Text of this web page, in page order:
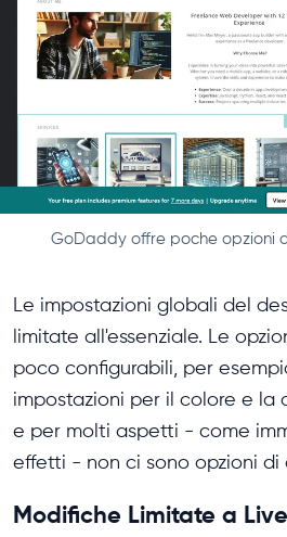
GoDaddy offre poche opzioni
Le impostazioni globali del
limitate all'essenziale. Le
poco configurabili, per
impostazioni per il colore e la
e per molti aspetti - come
effetti - non ci sono opzioni di
Modifiche Limitate a